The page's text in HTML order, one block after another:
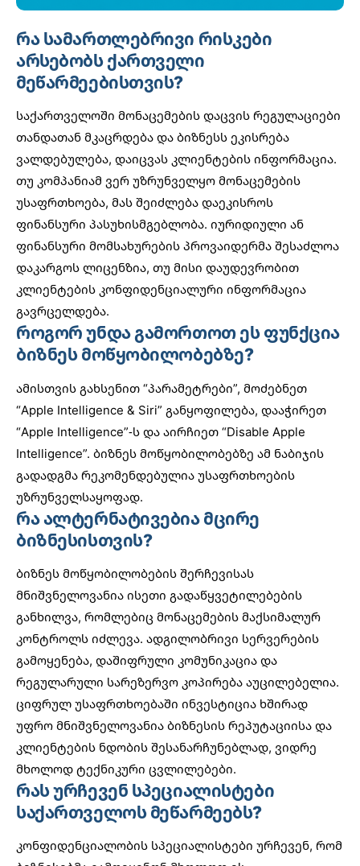
რა სამართლებრივი რისკები
არსებობს ქართველი
მეწარმეებისთვის?
საქართველოში მონაცემების დაცვის რეგულაციები
თანდათან მკაცრდება და ბიზნესს ეკისრება
ვალდებულება, დაიცვას კლიენტების ინფორმაცია.
თუ კომპანიამ ვერ უზრუნველყო მონაცემების
უსაფრთხოება, მას შეიძლება დაეკისროს
ფინანსური პასუხისმგებლობა. იურიდიული ან
ფინანსური მომსახურების პროვაიდერმა შესაძლოა
დაკარგოს ლიცენზია, თუ მისი დაუდევრობით
კლიენტების კონფიდენციალური ინფორმაცია
გავრცელდება.
როგორ უნდა გამორთოთ ეს ფუნქცია
ბიზნეს მოწყობილობებზე?
ამისთვის გახსენით “პარამეტრები”, მოძებნეთ
“Apple Intelligence & Siri” განყოფილება, დააჭირეთ
“Apple Intelligence”-ს და აირჩიეთ “Disable Apple
Intelligence”. ბიზნეს მოწყობილობებზე ამ ნაბიჯის
გადადგმა რეკომენდებულია უსაფრთხოების
უზრუნველსაყოფად.
რა ალტერნატივებია მცირე
ბიზნესისთვის?
ბიზნეს მოწყობილობების შერჩევისას
მნიშვნელოვანია ისეთი გადაწყვეტილებების
განხილვა, რომლებიც მონაცემების მაქსიმალურ
კონტროლს იძლევა. ადგილობრივი სერვერების
გამოყენება, დაშიფრული კომუნიკაცია და
რეგულარული სარეზერვო კოპირება აუცილებელია.
ციფრულ უსაფრთხოებაში ინვესტიცია ხშირად
უფრო მნიშვნელოვანია ბიზნესის რეპუტაციისა და
კლიენტების ნდობის შესანარჩუნებლად, ვიდრე
მხოლოდ ტექნიკური ცვლილებები.
რას ურჩევენ სპეციალისტები
საქართველოს მეწარმეებს?
კონფიდენციალობის სპეციალისტები ურჩევენ, რომ